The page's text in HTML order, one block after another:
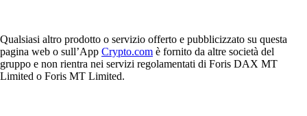
Qualsiasi altro prodotto o servizio offerto e pubblicizzato su questa
pagina web o sull’App Crypto.com è fornito da altre società del
gruppo e non rientra nei servizi regolamentati di Foris DAX MT
Limited o Foris MT Limited.